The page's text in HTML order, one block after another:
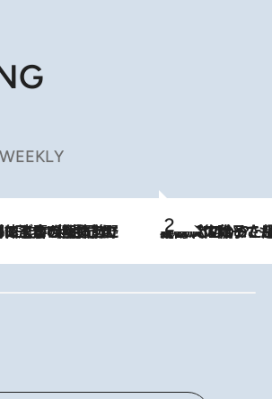
WEEKLY
2026.8.5
【阿川佐和子さんの年とる力】なぜ70代で始めた趣味は“こんなに楽しい”のか？ ピアノ、俳句…スランプに陥っても続けられる“ある秘訣”とは